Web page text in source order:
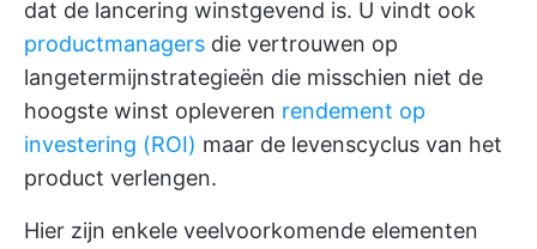
dat de lancering winstgevend is. U vindt ook
productmanagers die vertrouwen op
langetermijnstrategieën die misschien niet de
hoogste winst opleveren rendement op
investering (ROI) maar de levenscyclus van het
product verlengen.
Hier zijn enkele veelvoorkomende elementen